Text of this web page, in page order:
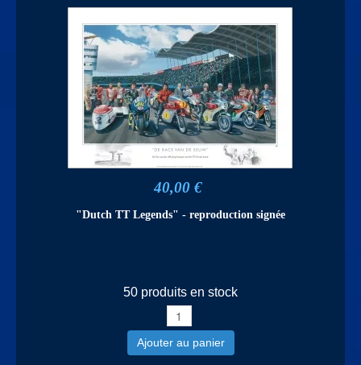
40,00 €
"Dutch TT Legends" - reproduction signée
50 produits en stock
Ajouter au panier